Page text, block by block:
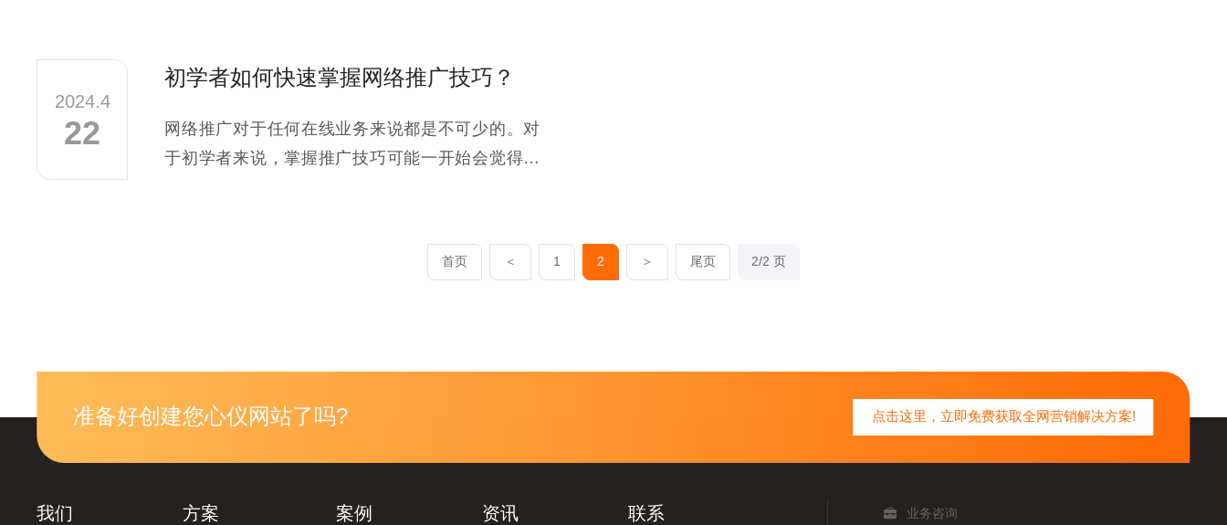
2024.4
22
初学者如何快速掌握网络推广技巧？
网络推广对于任何在线业务来说都是不可少的。对
于初学者来说，掌握推广技巧可能一开始会觉得困
首页 ＜ 1 2 ＞ 尾页 2/2 页
准备好创建您心仪网站了吗? 点击这里，立即免费获取全网营销解决方案!
我们 方案 案例 资讯 联系 业务咨询